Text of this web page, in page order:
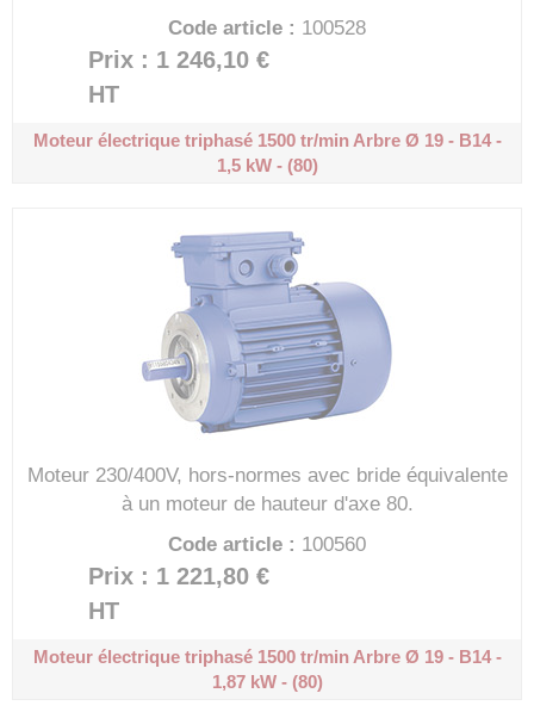
Code article : 100528
Prix : 1 246,10 €
HT
Moteur électrique triphasé 1500 tr/minArbre Ø 19 - B14 -
1,5 kW - (80)
Moteur 230/400V, hors-normes avec bride équivalente
à un moteur de hauteur d'axe 80.
Code article : 100560
Prix : 1 221,80 €
HT
Moteur électrique triphasé 1500 tr/minArbre Ø 19 - B14 -
1,87 kW - (80)